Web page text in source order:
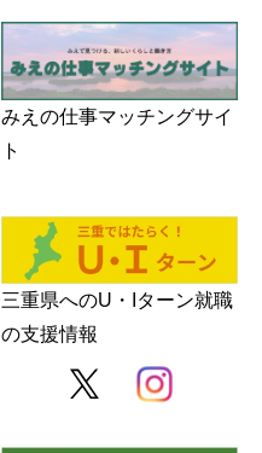
みえの仕事マッチングサイ
ト
三重県へのU・Iターン就職
の支援情報